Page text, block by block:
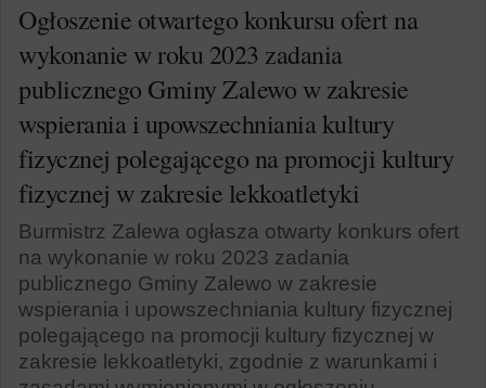
Ogłoszenie otwartego konkursu ofert na
wykonanie w roku 2023 zadania
publicznego Gminy Zalewo w zakresie
wspierania i upowszechniania kultury
fizycznej polegającego na promocji kultury
fizycznej w zakresie lekkoatletyki
Burmistrz Zalewa ogłasza otwarty konkurs ofert
na wykonanie w roku 2023 zadania
publicznego Gminy Zalewo w zakresie
wspierania i upowszechniania kultury fizycznej
polegającego na promocji kultury fizycznej w
zakresie lekkoatletyki, zgodnie z warunkami i